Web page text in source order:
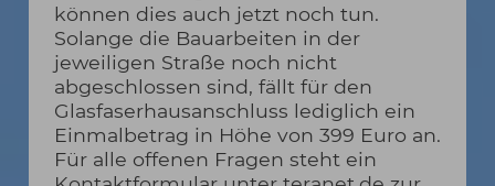
können dies auch jetzt noch tun.
Solange die Bauarbeiten in der
jeweiligen Straße noch nicht
abgeschlossen sind, fällt für den
Glasfaserhausanschluss lediglich ein
Einmalbetrag in Höhe von 399 Euro an.
Für alle offenen Fragen steht ein